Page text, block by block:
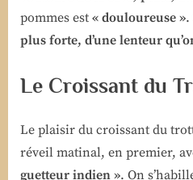
pommes est « douloureuse ».
plus forte, d’une lenteur
Le Croissant du
Le plaisir du croissant du
réveil matinal, en premier,
guetteur indien ». On